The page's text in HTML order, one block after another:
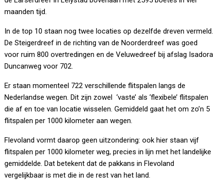
maanden tijd.
In de top 10 staan nog twee locaties op dezelfde dreven vermeld.
De Steigerdreef in de richting van de Noorderdreef was goed
voor ruim 800 overtredingen en de Veluwedreef bij afslag Isadora
Duncanweg voor 702.
Er staan momenteel 722 verschillende flitspalen langs de
Nederlandse wegen. Dit zijn zowel ‘vaste’ als ‘flexibele’ flitspalen
die af en toe van locatie wisselen. Gemiddeld gaat het om zo’n 5
flitspalen per 1000 kilometer aan wegen.
Flevoland vormt daarop geen uitzondering: ook hier staan vijf
flitspalen per 1000 kilometer weg, precies in lijn met het landelijke
gemiddelde. Dat betekent dat de pakkans in Flevoland
vergelijkbaar is met die in de rest van het land.